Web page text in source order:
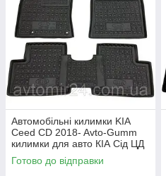
Автомобільні килимки KIA
Ceed CD 2018- Avto-Gumm
килимки для авто КІА Сід ЦД
2018- Автогум
Готово до відправки